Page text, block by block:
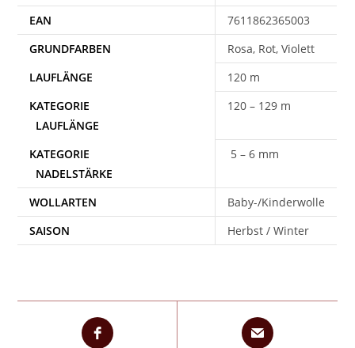
EAN
7611862365003
Rosa, Rot, Violett
120 m
120 – 129 m
5 – 6 mm
WOLLARTEN
Baby-/Kinderwolle
SAISON
Herbst / Winter